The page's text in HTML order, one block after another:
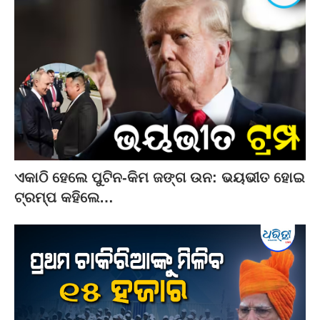
ଏକାଠି ହେଲେ ପୁଟିନ-କିମ ଜଙ୍ଗ ଉନ: ଭୟଭୀତ ହୋଇ
ଟ୍ରମ୍ପ କହିଲେ…